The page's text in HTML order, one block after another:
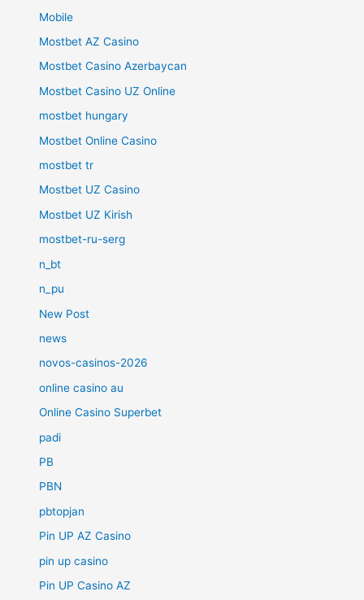
Mobile
Mostbet AZ Casino
Mostbet Casino Azerbaycan
Mostbet Casino UZ Online
mostbet hungary
Mostbet Online Casino
mostbet tr
Mostbet UZ Casino
Mostbet UZ Kirish
mostbet-ru-serg
n_bt
n_pu
New Post
news
novos-casinos-2026
online casino au
Online Casino Superbet
padi
PB
PBN
pbtopjan
Pin UP AZ Casino
pin up casino
Pin UP Casino AZ